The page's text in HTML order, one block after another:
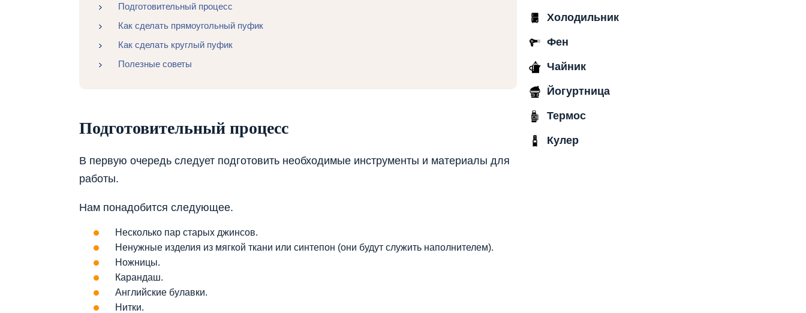
Подготовительный процесс
Как сделать прямоугольный пуфик
Как сделать круглый пуфик
Полезные советы
Подготовительный процесс
В первую очередь следует подготовить необходимые инструменты и материалы для
работы.
Нам понадобится следующее.
Несколько пар старых джинсов.
Ненужные изделия из мягкой ткани или синтепон (они будут служить наполнителем).
Ножницы.
Карандаш.
Английские булавки.
Нитки.
Холодильник
Фен
Чайник
Йогуртница
Термос
Кулер